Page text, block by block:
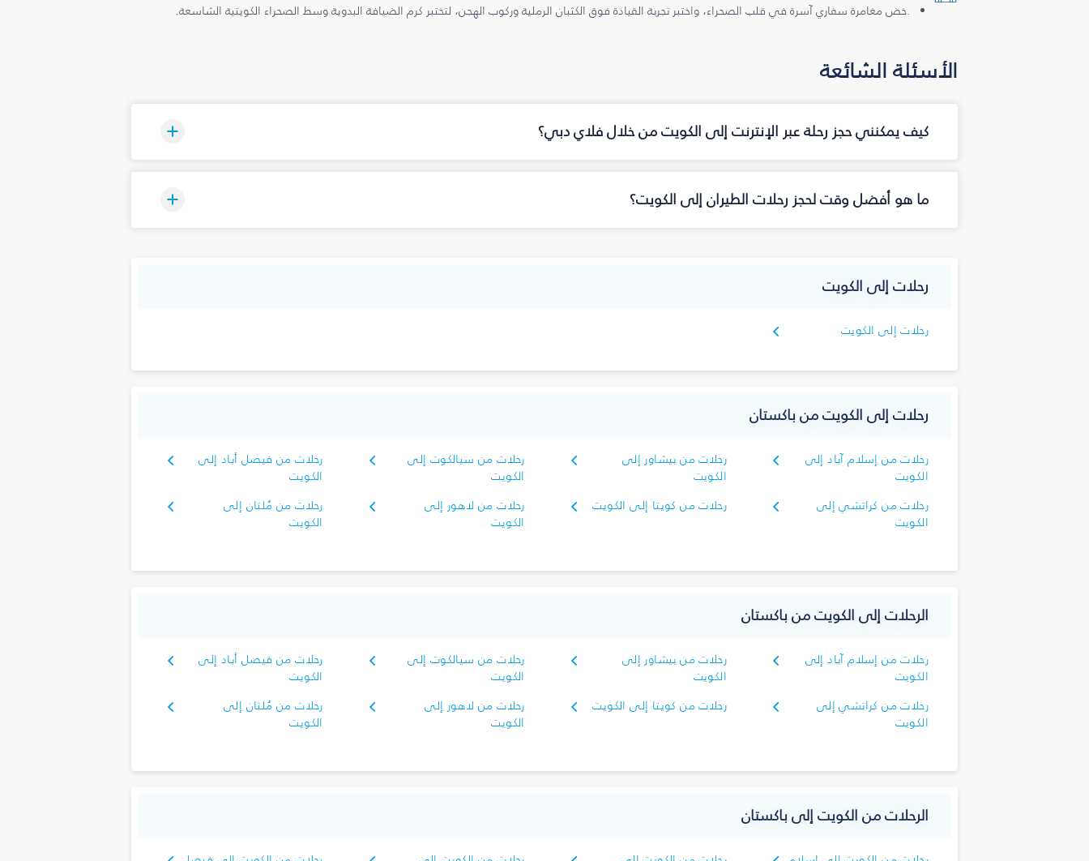
.خض مغامرة سفاري آسرة في قلب الصحراء، واختبر تجربة القيادة فوق الكثبان الرملية وركوب الهجن، لتختبر كرم الضيافة البدوية وسط الصحراء الكويتية الشاسعة.
الأسئلة الشائعة
كيف يمكنني حجز رحلة عبر الإنترنت إلى الكويت من خلال فلاي دبي؟
ما هو أفضل وقت لحجز رحلات الطيران إلى الكويت؟
رحلات إلى الكويت
رحلات إلى الكويت
رحلات إلى الكويت من باكستان
رحلات من إسلام آباد إلى
الكويت
رحلات من بيشاور إلى
الكويت
رحلات من سيالكوت إلى
الكويت
رحلات من فيصل أباد إلى
الكويت
رحلات من كراتشي إلى
الكويت
رحلات من كويتا إلى الكويت
رحلات من لاهور إلى
الكويت
رحلات من مُلتان إلى
الكويت
الرحلات إلى الكويت من باكستان
رحلات من إسلام آباد إلى
الكويت
رحلات من بيشاور إلى
الكويت
رحلات من سيالكوت إلى
الكويت
رحلات من فيصل أباد إلى
الكويت
رحلات من كراتشي إلى
الكويت
رحلات من كويتا إلى الكويت
رحلات من لاهور إلى
الكويت
رحلات من مُلتان إلى
الكويت
الرحلات من الكويت إلى باكستان